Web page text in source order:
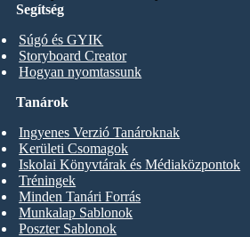
Segítség
Súgó és GYIK
Storyboard Creator
Hogyan nyomtassunk
Tanárok
Ingyenes Verzió Tanároknak
Kerületi Csomagok
Iskolai Könyvtárak és Médiaközpontok
Tréningek
Minden Tanári Forrás
Munkalap Sablonok
Poszter Sablonok